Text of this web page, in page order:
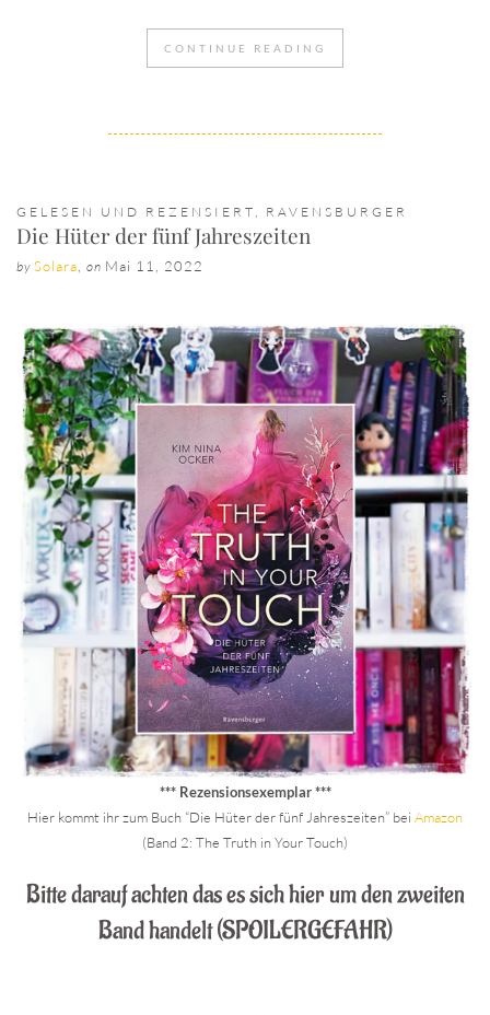
CONTINUE READING
GELESEN UND REZENSIERT, RAVENSBURGER
Die Hüter der fünf Jahreszeiten
by Solara on Mai 11, 2022
*** Rezensionsexemplar ***
Hier kommt ihr zum Buch “Die Hüter der fünf Jahreszeiten” bei Amazon
(Band 2: The Truth in Your Touch)
Bitte darauf achten das es sich hier um den zweiten
Band handelt (SPOILERGEFAHR)